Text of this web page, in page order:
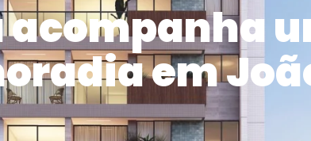
acompanha
em